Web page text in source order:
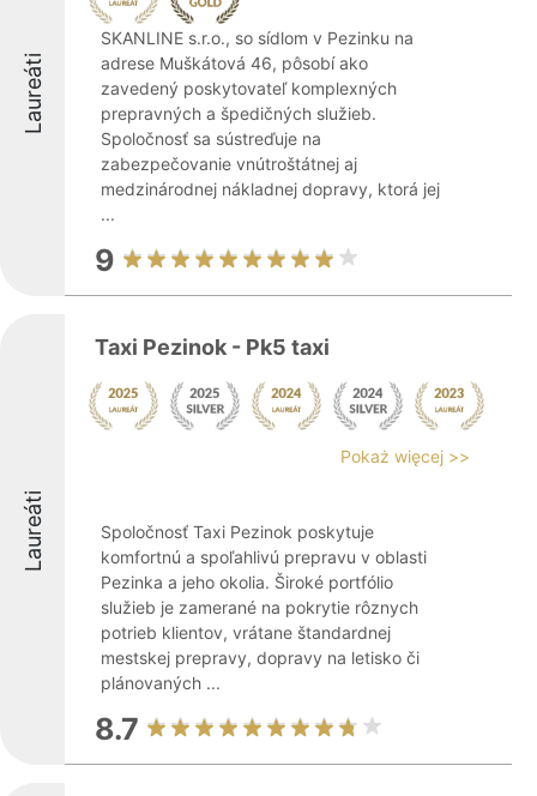
Laureáti
SKANLINE s.r.o., so sídlom v Pezinku na
adrese Muškátová 46, pôsobí ako
zavedený poskytovateľ komplexných
prepravných a špedičných služieb.
Spoločnosť sa sústreďuje na
zabezpečovanie vnútroštátnej aj
medzinárodnej nákladnej dopravy, ktorá jej
...
9
Laureáti
Taxi Pezinok - Pk5 taxi
Pokaż więcej >>
Spoločnosť Taxi Pezinok poskytuje
komfortnú a spoľahlivú prepravu v oblasti
Pezinka a jeho okolia. Široké portfólio
služieb je zamerané na pokrytie rôznych
potrieb klientov, vrátane štandardnej
mestskej prepravy, dopravy na letisko či
plánovaných ...
8.7